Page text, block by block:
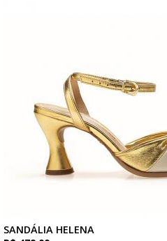
SANDÁLIA HELENA